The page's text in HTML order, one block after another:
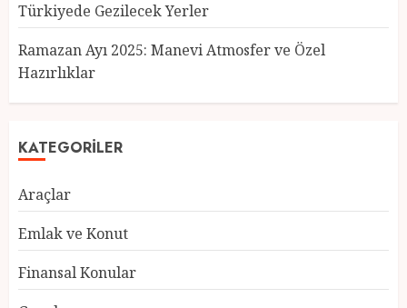
Türkiyede Gezilecek Yerler
Ramazan Ayı 2025: Manevi Atmosfer ve Özel
Hazırlıklar
KATEGORILER
Araçlar
Emlak ve Konut
Finansal Konular
Türkiye’nin En Güzel Kedileri
Seçildi
12 MART 2025
4